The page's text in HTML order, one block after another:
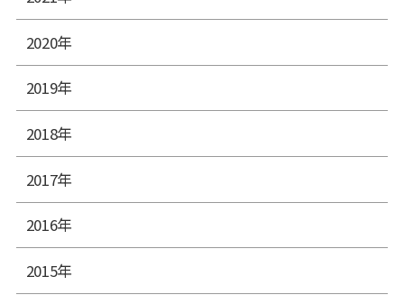
2020年
2019年
2018年
2017年
2016年
2015年